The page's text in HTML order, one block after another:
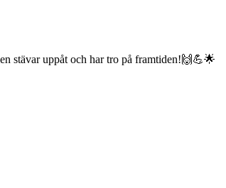
stävar uppåt och har tro på framtiden!🙌💪🌟